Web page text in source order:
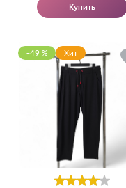
Купить
-49 % Хит